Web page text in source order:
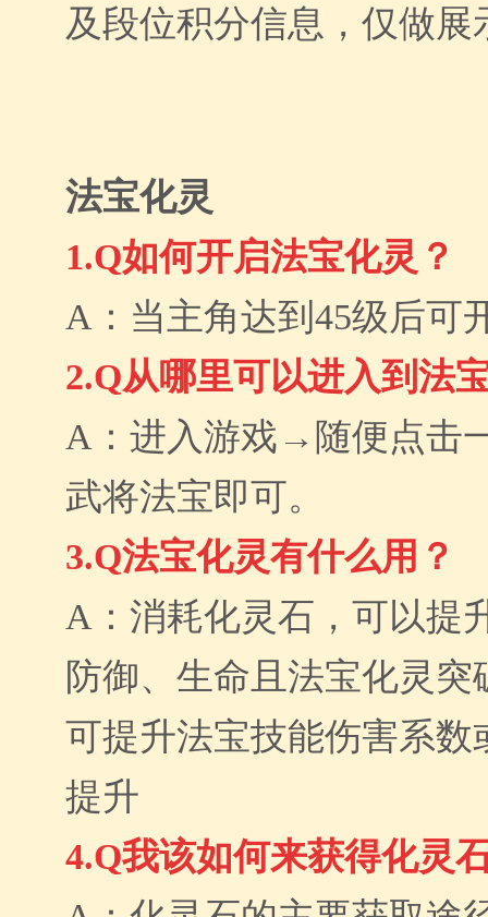
及段位积分信息，仅做展
法宝化灵
1.Q如何开启法宝化灵？
A：当主角达到45级后可
2.Q从哪里可以进入到法
A：进入游戏→随便点击
武将法宝即可。
3.Q法宝化灵有什么用？
A：消耗化灵石，可以提
防御、生命且法宝化灵突
可提升法宝技能伤害系数
提升
4.Q我该如何来获得化灵